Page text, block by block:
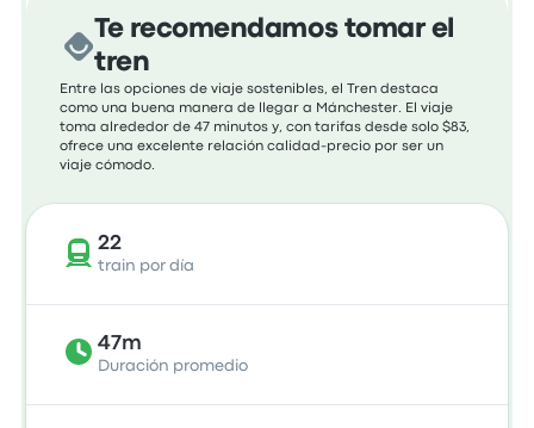
Te recomendamos tomar el
tren
Entre las opciones de viaje sostenibles, el Tren destaca
como una buena manera de llegar a Mánchester. El viaje
toma alrededor de 47 minutos y, con tarifas desde solo $83,
ofrece una excelente relación calidad-precio por ser un
viaje cómodo.
22
train por día
47m
Duración promedio